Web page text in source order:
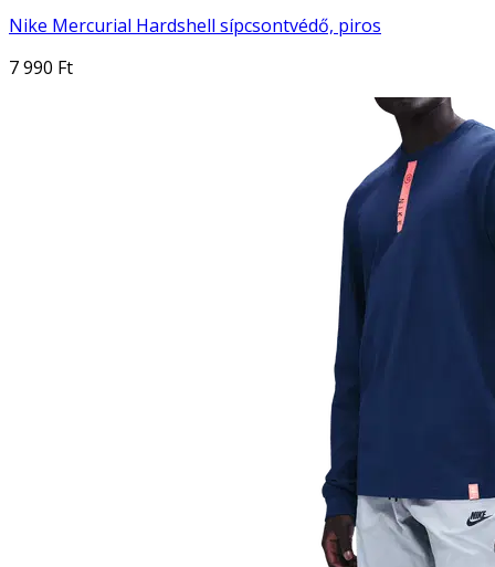
Nike Mercurial Hardshell sípcsontvédő, piros
7 990 Ft